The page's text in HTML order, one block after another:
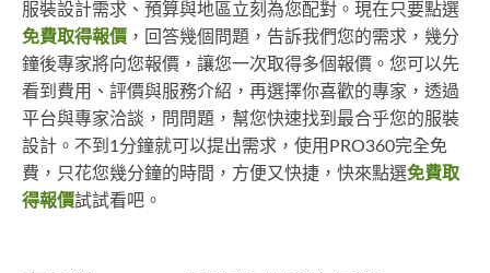
服裝設計需求、預算與地區立刻為您配對。現在只要點選
免費取得報價 ，回答幾個問題，告訴我們您的需求，幾分
鐘後專家將向您報價，讓您一次取得多個報價。您可以先
看到費用、評價與服務介紹，再選擇你喜歡的專家，透過
平台與專家洽談，問問題，幫您快速找到最合乎您的服裝
設計。不到1分鐘就可以提出需求，使用PRO360完全免
費，只花您幾分鐘的時間，方便又快捷，快來點選免費取
得報價試試看吧。